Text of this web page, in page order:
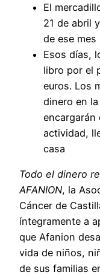
El
21 de abril
de ese mes
Esos días,
libro por el
euros. Los
dinero en
encargarán
actividad,
casa
Todo el dinero
AFANION, la
Cáncer de
íntegramente a
que Afanion
vida de niños,
de sus familias